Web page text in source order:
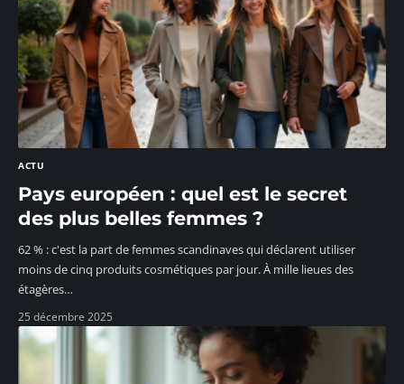
ACTU
Pays européen : quel est le secret
des plus belles femmes ?
62 % : c'est la part de femmes scandinaves qui déclarent utiliser
moins de cinq produits cosmétiques par jour. À mille lieues des
étagères…
25 décembre 2025